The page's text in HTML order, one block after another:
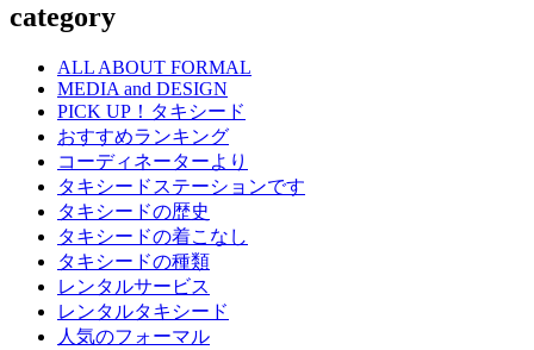
category
ALL ABOUT FORMAL
MEDIA and DESIGN
PICK UP！タキシード
おすすめランキング
コーディネーターより
タキシードステーションです
タキシードの歴史
タキシードの着こなし
タキシードの種類
レンタルサービス
レンタルタキシード
人気のフォーマル